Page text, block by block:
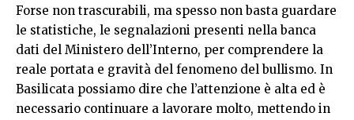
Forse non trascurabili, ma spesso non basta guardare
le statistiche, le segnalazioni presenti nella banca
dati del Ministero dell’Interno, per comprendere la
reale portata e gravità del fenomeno del bullismo. In
Basilicata possiamo dire che l’attenzione è alta ed è
necessario continuare a lavorare molto, mettendo in